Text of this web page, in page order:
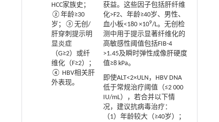
HCC家族史；
②年龄≥30
岁；③无创/
肝穿刺提示明
显炎症
（G≥2）或纤
维化（F≥2）；
④ HBV相关肝
外表现。
获益。这些因子包括肝纤维
化>F2、年龄≥40岁、男性、
血小板<180 ×109/L。无创检
测中用于提示显著纤维化的
高敏感性阈值包括FIB-4
>1.45及瞬时弹性成像肝硬度
值≥8 kPa。
即使ALT<2×ULN，HBV DNA
低于常规治疗阈值（≤2 000
IU/mL），若合并以下情
况，建议抗病毒治疗：
（1）年龄较大（≥40岁）；